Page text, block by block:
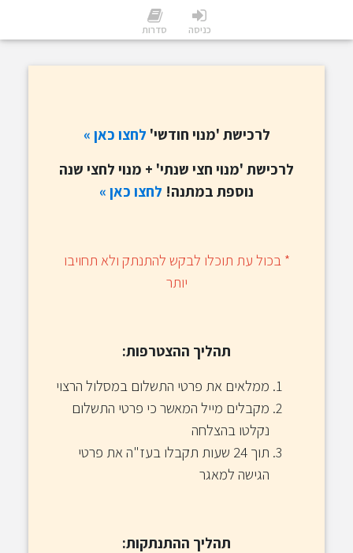
כניסה סדרות
לרכישת 'מנוי חודשי' לחצו כאן »
לרכישת 'מנוי חצי שנתי' + מנוי לחצי שנה
נוספת במתנה! לחצו כאן »
​* בכול עת תוכלו לבקש להתנתק ולא תחויבו
יותר
תהליך ההצטרפות:
ממלאים את פרטי התשלום במסלול הרצוי
מקבלים מייל המאשר כי פרטי התשלום
נקלטו בהצלחה
תוך 24 שעות תקבלו בעז"ה את פרטי
הגישה למאגר
תהליך ההתנתקות: